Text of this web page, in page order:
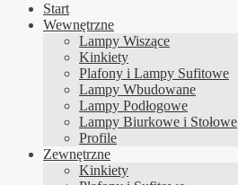
Start
Wewnętrzne
Lampy Wiszące
Kinkiety
Plafony i Lampy Sufitowe
Lampy Wbudowane
Lampy Podłogowe
Lampy Biurkowe i Stołowe
Profile
Zewnętrzne
Kinkiety